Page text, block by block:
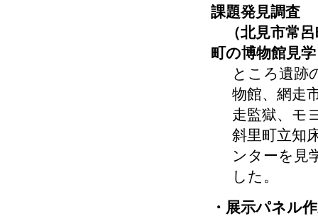
課題発見調査
（北見市常呂
町の博物館見
ところ遺跡
物館、網走
走監獄、モ
斜里町立知
ンターを見
した。
・展示パネル